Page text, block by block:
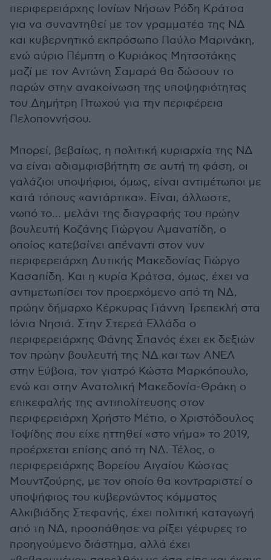
περιφερειάρχης Ιονίων Νήσων Ρόδη Κράτσα
για να συναντηθεί με τον γραμματέα της ΝΔ
και κυβερνητικό εκπρόσωπο Παύλο Μαρινάκη,
ενώ αύριο Πέμπτη ο Κυριάκος Μητσοτάκης
μαζί με τον Αντώνη Σαμαρά θα δώσουν το
παρών στην ανακοίνωση της υποψηφιότητας
του Δημήτρη Πτωχού για την περιφέρεια
Πελοποννήσου.
Μπορεί, βεβαίως, η πολιτική κυριαρχία της ΝΔ
να είναι αδιαμφισβήτητη σε αυτή τη φάση, οι
γαλάζιοι υποψήφιοι, όμως, είναι αντιμέτωποι με
κατά τόπους «αντάρτικα». Είναι, άλλωστε,
νωπό το… μελάνι της διαγραφής του πρώην
βουλευτή Κοζάνης Γιώργου Αμανατίδη, ο
οποίος κατεβαίνει απέναντι στον νυν
περιφερειάρχη Δυτικής Μακεδονίας Γιώργο
Κασαπίδη. Και η κυρία Κράτσα, όμως, έχει να
αντιμετωπίσει τον προερχόμενο από τη ΝΔ,
πρώην δήμαρχο Κέρκυρας Γιάννη Τρεπεκλή στα
Ιόνια Νησιά. Στην Στερεά Ελλάδα ο
περιφερειάρχης Φάνης Σπανός έχει εκ δεξιών
τον πρώην βουλευτή της ΝΔ και των ΑΝΕΛ
στην Εύβοια, τον γιατρό Κώστα Μαρκόπουλο,
ενώ και στην Ανατολική Μακεδονία-Θράκη ο
επικεφαλής της αντιπολίτευσης στον
περιφερειάρχη Χρήστο Μέτιο, ο Χριστόδουλος
Τοψίδης που είχε ηττηθεί «στο νήμα» το 2019,
προέρχεται επίσης από τη ΝΔ. Τέλος, ο
περιφερειάρχης Βορείου Αιγαίου Κώστας
Μουντζούρης, με τον οποίο θα κοντραριστεί ο
υποψήφιος του κυβερνώντος κόμματος
Αλκιβιάδης Στεφανής, έχει πολιτική καταγωγή
από τη ΝΔ, προσπάθησε να ρίξει γέφυρες το
προηγούμενο διάστημα, αλλά έχει